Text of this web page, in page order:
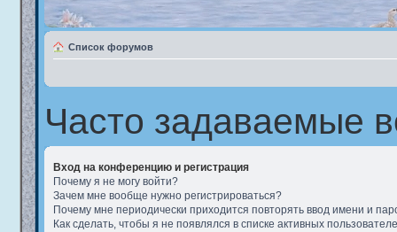
Список форумов
Часто задаваемые
Вход на конференцию и регистрация
Почему я не могу войти?
Зачем мне вообще нужно регистрироваться?
Почему мне периодически приходится повторять ввод имени и
Как сделать, чтобы я не появлялся в списке активных